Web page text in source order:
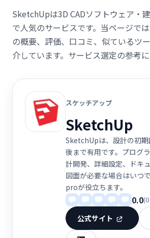
SketchUpは3D CADソフトウェア・
で人気のサービスです。当ページで
の概要、評価、口コミ、似ているツ
介しています。サービス選定の参考に
スケッチアップ
SketchUp
SketchUpは、設計の初
後まで有用です。プログ
計開発、詳細設定、ドキ
図面が必要な場合はいつ
proが役立ちます。
0.0
公式サイト